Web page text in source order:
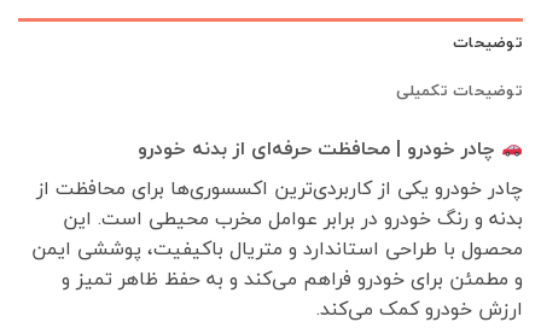
توضیحات
توضیحات تکمیلی
چادر خودرو | محافظت حرفه‌ای از بدنه خودرو
چادر خودرو یکی از کاربردی‌ترین اکسسوری‌ها برای محافظت از
بدنه و رنگ خودرو در برابر عوامل مخرب محیطی است. این
محصول با طراحی استاندارد و متریال باکیفیت، پوششی ایمن
و مطمئن برای خودرو فراهم می‌کند و به حفظ ظاهر تمیز و
ارزش خودرو کمک می‌کند.